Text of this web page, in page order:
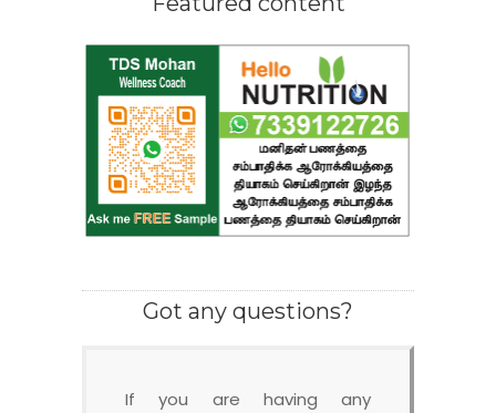
Got any questions?
If you are having any